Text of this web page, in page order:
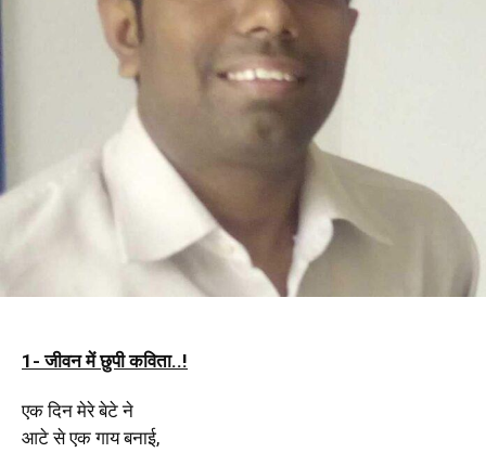
1- जीवन में छुपी कविता..!
एक दिन मेरे बेटे ने
आटे से एक गाय बनाई,